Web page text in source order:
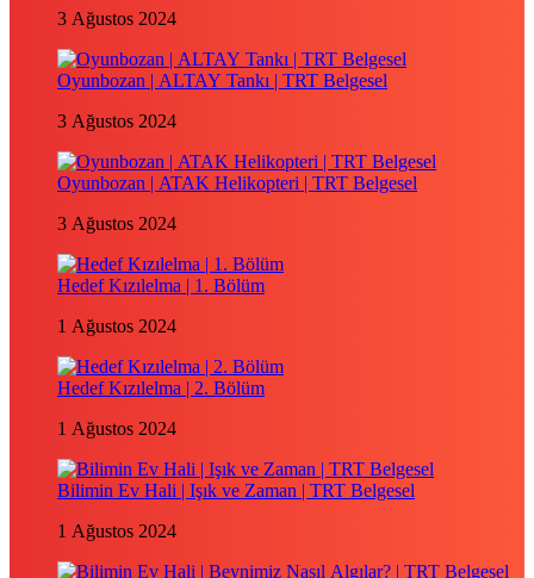
3 Ağustos 2024
Oyunbozan | ALTAY Tankı | TRT Belgesel
3 Ağustos 2024
Oyunbozan | ATAK Helikopteri | TRT Belgesel
3 Ağustos 2024
Hedef Kızılelma | 1. Bölüm
1 Ağustos 2024
Hedef Kızılelma | 2. Bölüm
1 Ağustos 2024
Bilimin Ev Hali | Işık ve Zaman | TRT Belgesel
1 Ağustos 2024